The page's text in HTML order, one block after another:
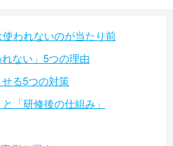
使われないのが当たり前
ない」5つの理由
る5つの対策
「研修後の仕組み」